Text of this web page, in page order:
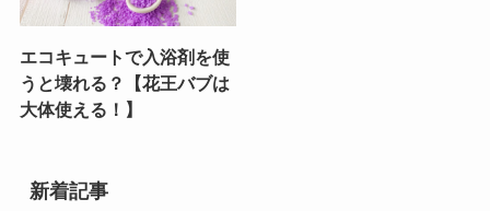
エコキュートで入浴剤を使
うと壊れる？【花王バブは
大体使える！】
新着記事